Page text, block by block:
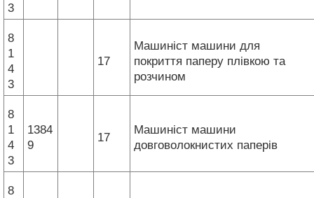
3
8
1
4
3
17
Машиніст машини для
покриття паперу плівкою та
розчином
8
1
4
3
1384
9
17
Машиніст машини
довговолокнистих паперів
8